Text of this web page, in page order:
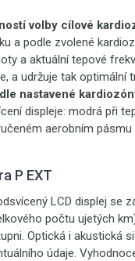
volby cílové
a podle zvolené
a aktuální tepové
a udržuje tak optimální
nastavené
displeje: modrá při
aerobním
P EXT
LCD displej se
počtu ujetých
Optická i akustická
údaje.